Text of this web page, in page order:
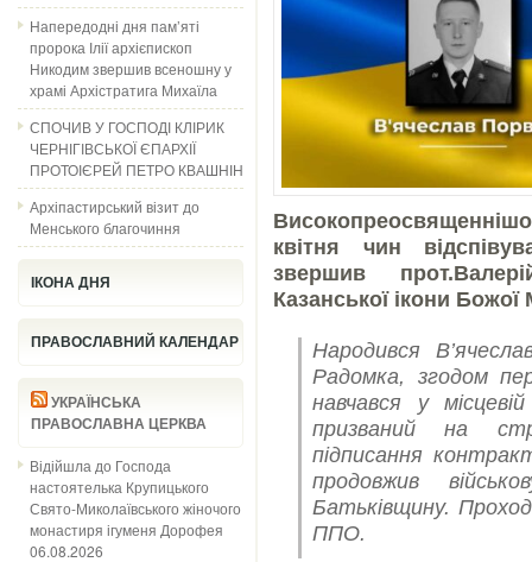
Напередодні дня пам’яті
пророка Ілії архієпископ
Никодим звершив всеношну у
храмі Архістратига Михаїла
СПОЧИВ У ГОСПОДІ КЛІРИК
ЧЕРНІГІВСЬКОЇ ЄПАРХІЇ
ПРОТОІЄРЕЙ ПЕТРО КВАШНІН
Архіпастирський візит до
Менського благочиння
ІКОНА ДНЯ
ПРАВОСЛАВНИЙ КАЛЕНДАР
УКРАЇНСЬКА
ПРАВОСЛАВНА ЦЕРКВА
Відійшла до Господа
настоятелька Крупицького
Свято-Миколаївського жіночого
монастиря ігуменя Дорофея
06.08.2026
квітня чин
звершив
Казанської ікони
Народився
Радомка, згодом
навчався у
призваний на
підписання
продовжив
Батьківщину.
ППО.